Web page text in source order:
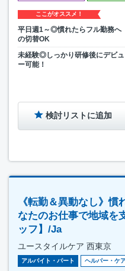
ここがオススメ！
平日週1～◎慣れたらフル勤務へ
の切替OK
未経験◎しっかり研修後にデビュ
ー可能！
検討リストに追加
《転勤＆異動なし》
なたのお仕事で地域を
ッフ】/Ja
ユースタイルケア 西東京
アルバイト・パート ヘルパー・ケ